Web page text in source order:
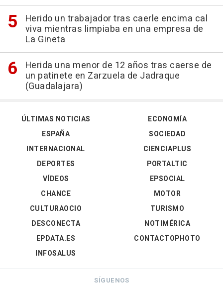
Herido un trabajador tras caerle encima cal
viva mientras limpiaba en una empresa de
La Gineta
Herida una menor de 12 años tras caerse de
un patinete en Zarzuela de Jadraque
(Guadalajara)
ÚLTIMAS NOTICIAS
ESPAÑA
INTERNACIONAL
DEPORTES
VÍDEOS
ECONOMÍA
SOCIEDAD
CIENCIAPLUS
PORTALTIC
EPSOCIAL
CHANCE
CULTURAOCIO
DESCONECTA
EPDATA.ES
INFOSALUS
MOTOR
TURISMO
NOTIMÉRICA
CONTACTOPHOTO
SÍGUENOS